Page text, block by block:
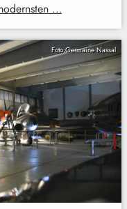
…
Foto:Germaine Nassal